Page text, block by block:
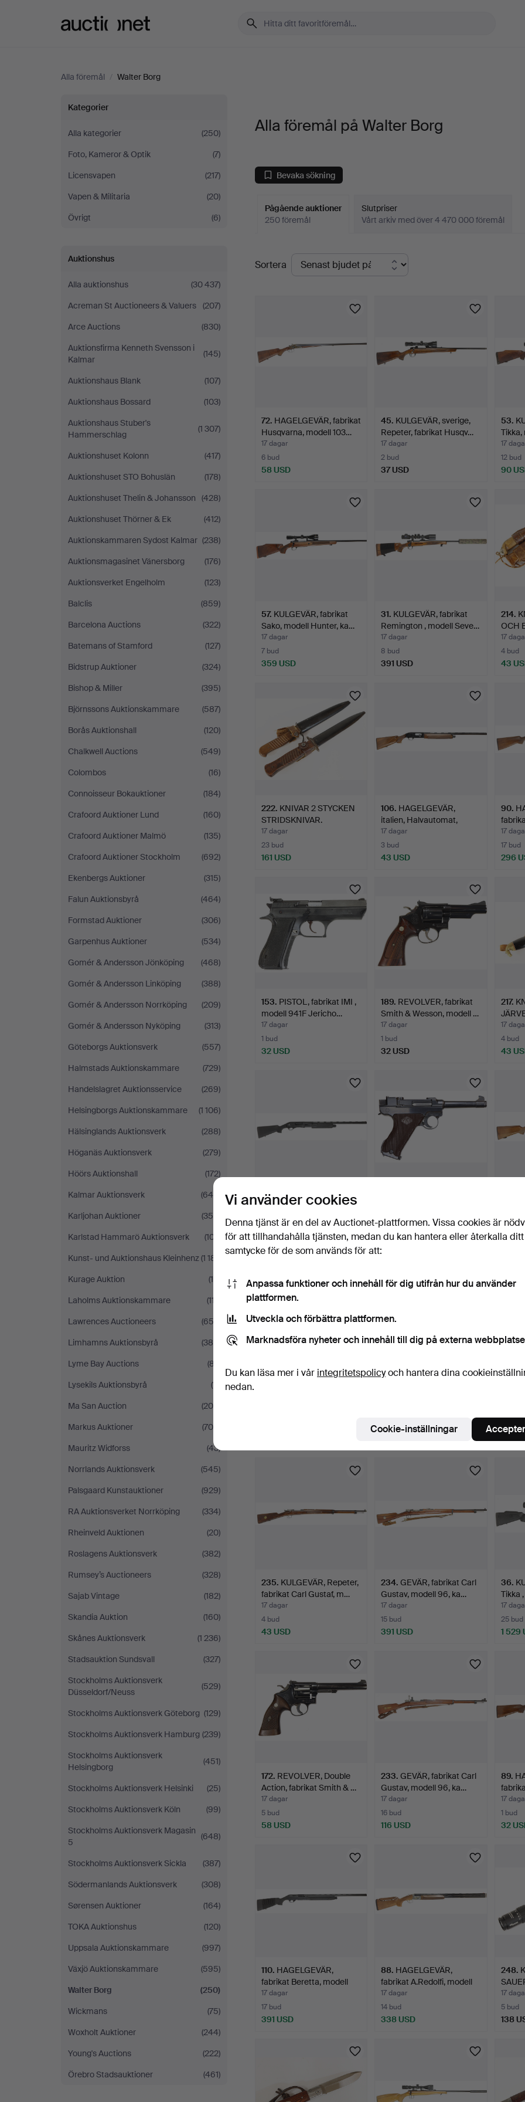
Alla föremål / Walter Borg
Alla
föremål
på
Walter
Borg
Kategorier
Alla kategorier
(250)
Foto, Kameror & Optik
(7)
Licensvapen
(217)
Vapen & Militaria
(20)
Övrigt
(6)
Auktionshus
Alla auktionshus
(30 437)
Acreman St Auctioneers & Valuers
(207)
Arce Auctions
(830)
Auktionsfirma Kenneth Svensson i
Kalmar
(145)
Auktionshaus Blank
(107)
Auktionshaus Bossard
(103)
Auktionshaus Stuber's
Hammerschlag
(1 307)
Auktionshuset Kolonn
(417)
Auktionshuset STO Bohuslän
(178)
Auktionshuset Thelin & Johansson
(428)
Auktionshuset Thörner & Ek
(412)
Auktionskammaren Sydost Kalmar (238)
Auktionsmagasinet Vänersborg
(176)
Auktionsverket Engelholm
(123)
Balclis
(859)
Barcelona Auctions
(322)
Batemans of Stamford
(127)
Bidstrup Auktioner
(324)
Bishop & Miller
(395)
Björnssons Auktionskammare
(587)
Borås Auktionshall
(120)
Chalkwell Auctions
(549)
Colombos
(16)
Connoisseur Bokauktioner
(184)
Crafoord Auktioner Lund
(160)
Crafoord Auktioner Malmö
(135)
Crafoord Auktioner Stockholm
(692)
Ekenbergs Auktioner
(315)
Falun Auktionsbyrå
(464)
Formstad Auktioner
(306)
Garpenhus Auktioner
(534)
Gomér & Andersson Jönköping
(468)
Gomér & Andersson Linköping
(388)
Gomér & Andersson Norrköping
(209)
Gomér & Andersson Nyköping
(313)
Göteborgs Auktionsverk
(557)
Halmstads Auktionskammare
(729)
Handelslagret Auktionsservice
(269)
Helsingborgs Auktionskammare
(1 106)
Hälsinglands Auktionsverk
(288)
Höganäs Auktionsverk
(279)
Höörs Auktionshall
(172)
Kalmar Auktionsverk
(649)
Karljohan Auktioner
(358)
Karlstad Hammarö Auktionsverk
(107)
Kunst- und Auktionshaus Kleinhenz(1 181)
Kurage Auktion
(19)
Laholms Auktionskammare
(117)
Lawrences Auctioneers
(652)
Limhamns Auktionsbyrå
(380)
Lyme Bay Auctions
(87)
Lysekils Auktionsbyrå
(11)
Ma San Auction
(205)
Markus Auktioner
(704)
Mauritz Widforss
(43)
Norrlands Auktionsverk
(545)
Palsgaard Kunstauktioner
(929)
RA Auktionsverket Norrköping
(334)
Rheinveld Auktionen
(20)
Roslagens Auktionsverk
(382)
Rumsey’s Auctioneers
(328)
Sajab Vintage
(182)
Skandia Auktion
(160)
Skånes Auktionsverk
(1 236)
Stadsauktion Sundsvall
(327)
Stockholms Auktionsverk
Düsseldorf/Neuss
(529)
Stockholms Auktionsverk Göteborg (129)
Stockholms Auktionsverk Hamburg (239)
Stockholms Auktionsverk
Helsingborg
(451)
Stockholms Auktionsverk Helsinki
(25)
Stockholms Auktionsverk Köln
(99)
Stockholms Auktionsverk Magasin
5
(648)
Stockholms Auktionsverk Sickla
(387)
Södermanlands Auktionsverk
(308)
Sørensen Auktioner
(164)
TOKA Auktionshus
(120)
Uppsala Auktionskammare
(997)
Växjö Auktionskammare
(595)
Walter Borg
(250)
Wickmans
(75)
Woxholt Auktioner
(244)
Young's Auctions
(222)
Örebro Stadsauktioner
(461)
Alla föremål på Walter Borg
Bevaka sökning
Pågående auktioner
250 föremål
Slutpriser
Vårt arkiv med över 4 470 000 föremål
Pågående
auktioner
Sortera
72. HAGELGEVÄR, fabrikat
Husqvarna, modell 103…
17 dagar
6 bud
58 USD
45. KULGEVÄR, sverige,
Repeter, fabrikat Husqv…
17 dagar
2 bud
37 USD
53.
17
12 bud
90
57. KULGEVÄR, fabrikat
Sako, modell Hunter, ka…
17 dagar
7 bud
359 USD
31. KULGEVÄR, fabrikat
Remington , modell Seve…
17 dagar
8 bud
391 USD
214.
OCH
17
4 bud
43
222. KNIVAR 2 STYCKEN
STRIDSKNIVAR.
17 dagar
23 bud
161 USD
106. HAGELGEVÄR,
italien, Halvautomat,
fabrikat…
17 dagar
3 bud
43 USD
90.
680, …
17
17 bud
296
153. PISTOL, fabrikat IMI ,
modell 941F Jericho…
17 dagar
1 bud
32 USD
189. REVOLVER, fabrikat
Smith & Wesson, modell …
17 dagar
1 bud
32 USD
217.
17
4 bud
43
103. HAGELGEVÄR,
fabrikat EGE Arms, modell
EG10…
17 dagar
4 bud
48 USD
Valm…
17 dagar
3 bud
17
2 bud
10 bud
5 bud
235. KULGEVÄR, Repeter,
fabrikat Carl Gustaf, m…
17 dagar
4 bud
43 USD
234. GEVÄR, fabrikat Carl
Gustav, modell 96, ka…
17 dagar
15 bud
391 USD
36.
Tikka
17
25 bud
1 529
172. REVOLVER, Double
Action, fabrikat Smith & …
17 dagar
5 bud
58 USD
233. GEVÄR, fabrikat Carl
Gustav, modell 96, ka…
17 dagar
16 bud
116 USD
89.
17
1 bud
32
110. HAGELGEVÄR,
fabrikat Beretta, modell
Bellm…
17 dagar
17 bud
391 USD
88. HAGELGEVÄR,
fabrikat A.Redolfi, modell
EOS…
17 dagar
14 bud
338 USD
248.
4,5-
17
5 bud
138
Vi använder cookies
Denna tjänst är en del av Auctionet-plattformen. Vissa cookies är
för att tillhandahålla tjänsten, medan du kan hantera eller återkalla ditt
samtycke för de som används för att:
Anpassa funktioner och innehåll för dig utifrån hur du använder
plattformen.
Utveckla och förbättra plattformen.
Marknadsföra nyheter och innehåll till dig på externa
Du kan läsa mer i vår integritetspolicyoch hantera dina
nedan.
Cookie-inställningar